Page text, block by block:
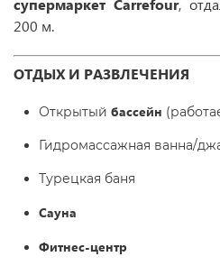
супермаркет Carrefour,
200 м.
ОТДЫХ И РАЗВЛЕЧЕНИЯ
Открытый бассейн
Гидромассажная ванна/
Турецкая баня
Сауна
Фитнес-центр